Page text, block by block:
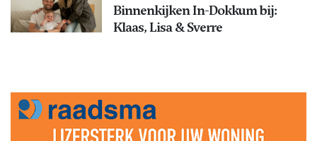
Binnenkijken In-Dokkum bij:
Klaas, Lisa & Sverre